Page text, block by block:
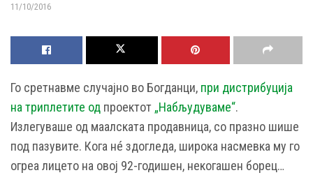
11/10/2016
Го сретнавме случајно во Богданци, при дистрибуција
на триплетите од проектот „Набљудуваме“.
Излегуваше од маалската продавница, со празно шише
под пазувите. Кога нé здогледа, широка насмевка му го
огреа лицето на овој 92-годишен, некогашен борец…